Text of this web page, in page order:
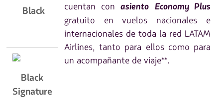
Black cuentan conasiento Economy Plus
gratuito en vuelos nacionales e
internacionales de toda la red LATAM
Airlines, tanto para ellos como para
un acompañante de viaje**.
Black
Signature